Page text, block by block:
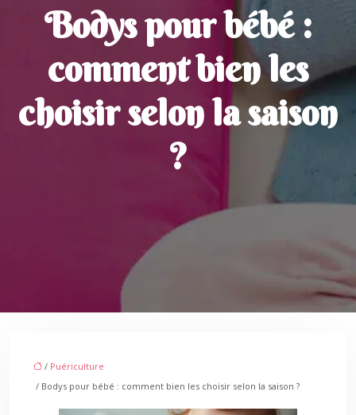
Bodys pour bébé :
comment bien les
choisir selon la saison
?
/ Puériculture
/ Bodys pour bébé : comment bien les choisir selon la saison ?